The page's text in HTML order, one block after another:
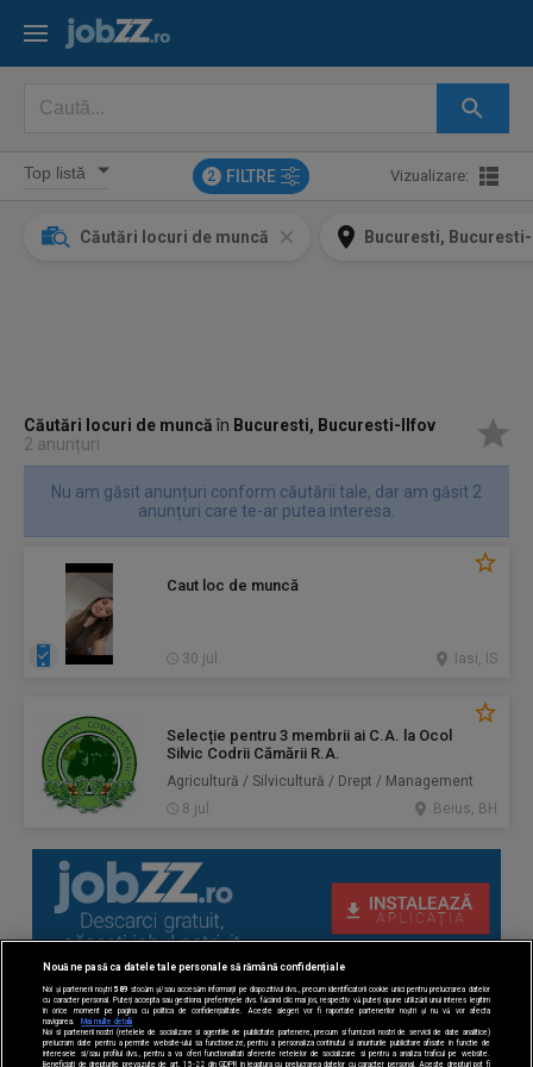
2 FILTRE Vizualizare:
Căutări locuri de muncă Bucuresti,
Căutări locuri de muncăîn Bucuresti, Bucuresti-Ilfov
2 anunțuri
Nu am găsit anunțuri conform căutării tale, dar am găsit 2
anunțuri care te-ar putea interesa.
Caut loc de muncă
30 jul. Iasi, IS
Selecție pentru 3 membrii ai C.A. la Ocol
Silvic Codrii Cămării R.A.
Agricultură / Silvicultură / Drept / Management
8 jul.
Beius, BH
Nouă ne pasă ca datele tale personale să rămână confidențiale
Noi și partenerii noștri 589 stocăm și/sau accesăm informații pe dispozitivul dvs., precum identificatorii cookie unici pentru prelucrarea datelor
cu caracter personal. Puteți accepta sau gestiona preferințele dvs. făcând clic mai jos, respectiv vă puteți opune utilizării unui interes legitim
în orice moment pe pagina cu politica de confidențialitate. Aceste alegeri vor fi raportate partenerilor noștri și nu vă vor afecta
navigarea.
Mai multe detalii
Noi si partenerii nostri (retelele de socializare si agentiile de publicitate partenere, precum si furnizorii nostri de servicii de date analitice)
prelucram date pentru a permite website-ului sa functioneze, pentru a personaliza continutul si anunturile publicitare afisate in functie de
interesele si/sau profilul dvs., pentru a va oferi functionalitati aferente retelelor de socializare si pentru a analiza traficul pe website.
Beneficiati de drepturile prevazute de art. 15-22 din GDPR in legatura cu prelucrarea datelor cu caracter personal. Aceste drepturi pot fi